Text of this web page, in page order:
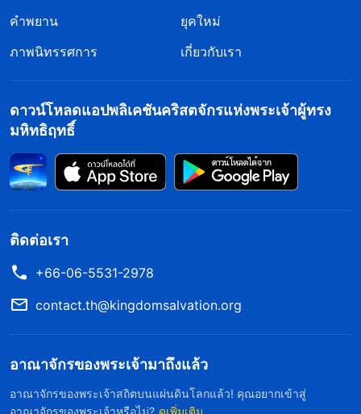
คำพยาน
ยุคใหม่
ภาพนิทรรศการ
เกี่ยวกับเรา
ดาวน์โหลดแอปพลิเคชันคริสตจักรแห่งพระเจ้าผู้ทรง
มหิทธิฤทธิ์
ติดต่อเรา
+66-06-5531-2978
contact.th@kingdomsalvation.org
อาณาจักรของพระเจ้ามาถึงแล้ว
อาณาจักรของพระเจ้าสถิตบนแผ่นดินโลกแล้ว! คุณอยากเข้าสู่
อาณาจักรของพระเจ้าหรือไม่? ดูเพิ่มเติม